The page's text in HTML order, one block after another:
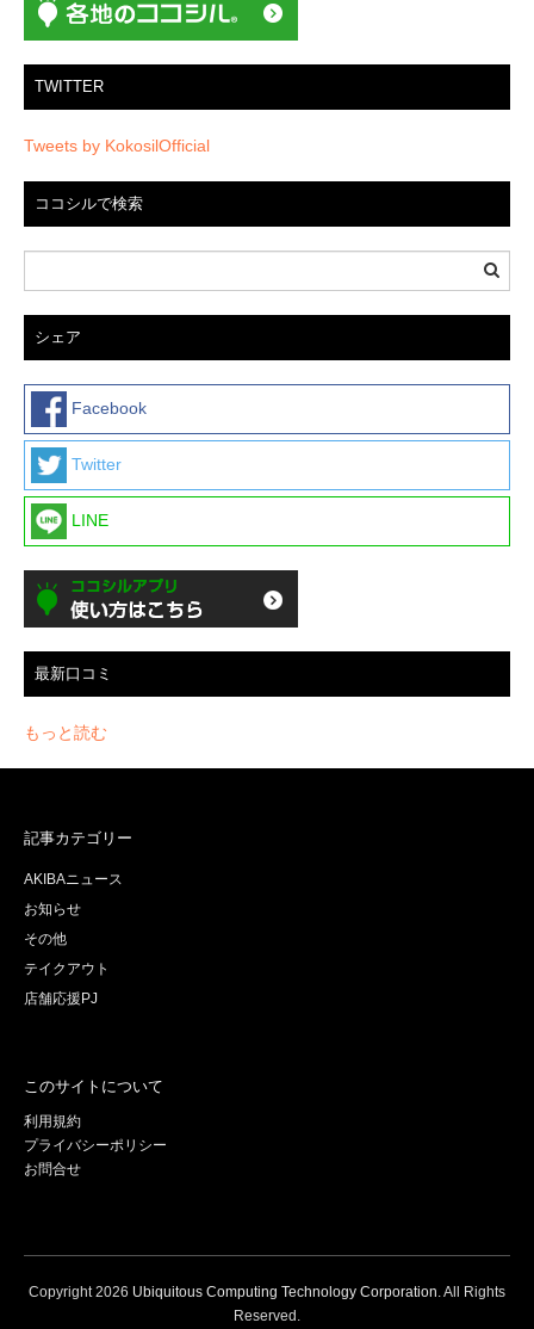
TWITTER
Tweets by KokosilOfficial
ココシルで検索
シェア
Facebook
Twitter
LINE
最新口コミ
もっと読む
記事カテゴリー
AKIBAニュース
お知らせ
その他
テイクアウト
店舗応援PJ
このサイトについて
利用規約
プライバシーポリシー
お問合せ
Copyright2026 Ubiquitous Computing Technology Corporation. All Rights
Reserved.